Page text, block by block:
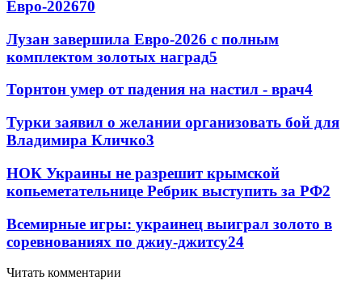
Евро-202670
Лузан завершила Евро-2026 с полным
комплектом золотых наград5
Торнтон умер от падения на настил - врач4
Турки заявил о желании организовать бой для
Владимира Кличко3
НОК Украины не разрешит крымской
копьеметательнице Ребрик выступить за РФ2
Всемирные игры: украинец выиграл золото в
соревнованиях по джиу-джитсу24
Читать комментарии